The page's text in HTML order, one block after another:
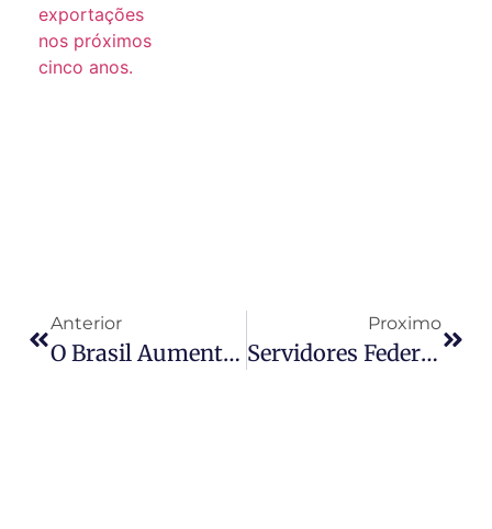
Anterior
O Brasil Aumentou Em 13,7% A Exportação De Cosméticos
Proximo
Servidores Federais Terão Expediente Menor Em Dia De Jogos Do Brasil